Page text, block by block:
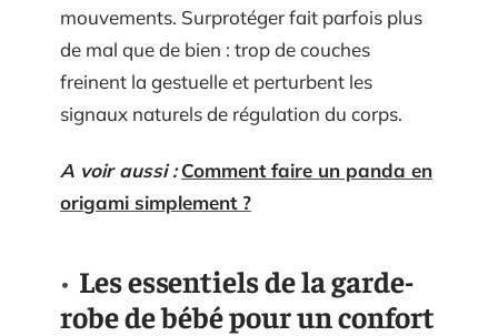
mouvements. Surprotéger fait parfois plus
de mal que de bien : trop de couches
freinent la gestuelle et perturbent les
signaux naturels de régulation du corps.
A voir aussi : Comment faire un panda en
origami simplement ?
Les essentiels de la garde-
robe de bébé pour un confort